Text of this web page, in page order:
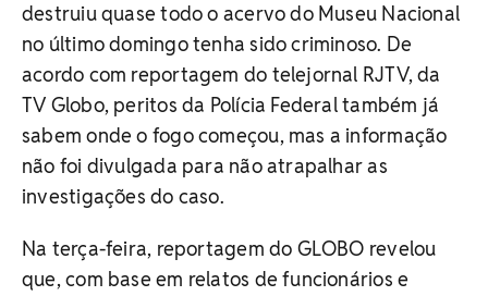
destruiu quase todo o acervo do Museu Nacional
no último domingo tenha sido criminoso. De
acordo com reportagem do telejornal RJTV, da
TV Globo, peritos da Polícia Federal também já
sabem onde o fogo começou, mas a informação
não foi divulgada para não atrapalhar as
investigações do caso.
Na terça-feira, reportagem do GLOBO revelou
que, com base em relatos de funcionários e